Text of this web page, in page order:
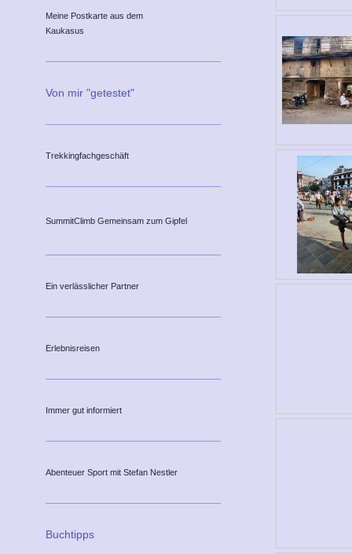
Meine Postkarte aus dem
Kaukasus
Von mir "getestet"
Trekkingfachgeschäft
SummitClimb Gemeinsam zum Gipfel
Ein verlässlicher Partner
Erlebnisreisen
Immer gut informiert
Abenteuer Sport mit Stefan Nestler
Buchtipps